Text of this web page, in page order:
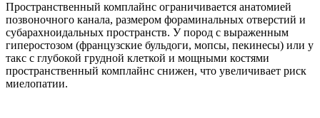
Пространственный комплайнс ограничивается анатомией
позвоночного канала, размером фораминальных отверстий и
субарахноидальных пространств. У пород с выраженным
гиперостозом (французские бульдоги, мопсы, пекинесы) или у
такс с глубокой грудной клеткой и мощными костями
пространственный комплайнс снижен, что увеличивает риск
миелопатии.